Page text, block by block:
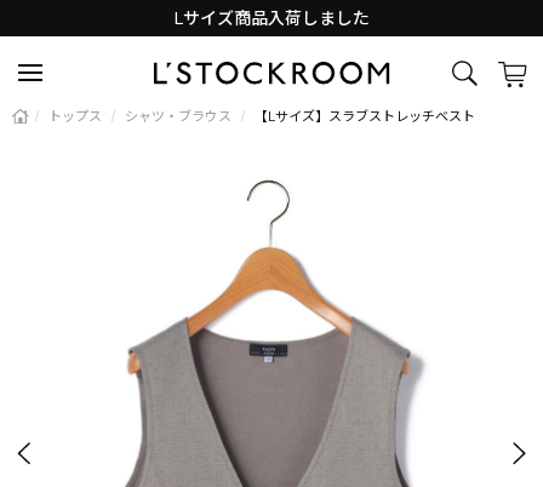
Lサイズ商品入荷しました
/ トップス / シャツ・ブラウス / 【Lサイズ】スラブストレッチベスト